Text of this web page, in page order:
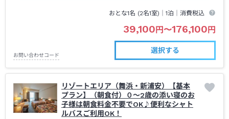
おとな1名 (2名1室)｜1泊 ｜消費税込
39,100円〜176,100円
お問い合わせコード
選択する
リゾートエリア（舞浜・新浦安）【基本
プラン】（朝食付）０～2歳の添い寝のお
子様は朝食料金不要でOK♪便利なシャト
ルバスご利用OK！